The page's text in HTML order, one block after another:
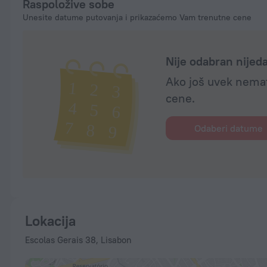
Raspoložive sobe
Unesite datume putovanja i prikazaćemo Vam trenutne cene
Nije odabran
Ako još uvek
cene.
Odaberi datume
Lokacija
Escolas Gerais 38, Lisabon